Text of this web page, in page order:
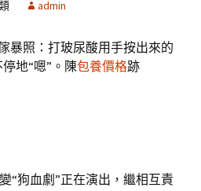
admin
暴照：打玻尿酸用手按出來的
地“嗯”。陳包養價格跡
“狗血劇”正在演出，繼相互責